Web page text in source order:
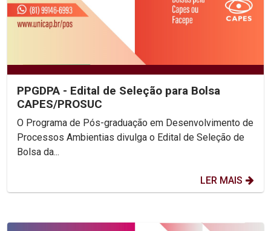
PPGDPA - Edital de Seleção para Bolsa
CAPES/PROSUC
O Programa de Pós-graduação em Desenvolvimento de
Processos Ambientias divulga o Edital de Seleção de
Bolsa da...
LER MAIS